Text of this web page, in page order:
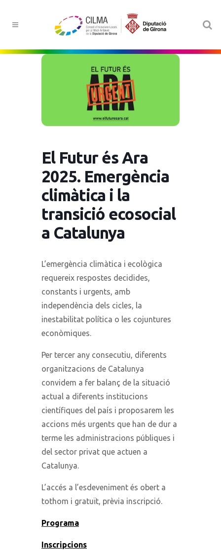
El Futur és Ara
2025. Emergència
climàtica i la
transició ecosocial
a Catalunya
L’emergència climàtica i ecològica
requereix respostes decidides,
constants i urgents, amb
independència dels cicles, la
inestabilitat política o les cojuntures
econòmiques.
Per tercer any consecutiu, diferents
organitzacions de Catalunya
convidem a fer balanç de la situació
actual a diferents institucions
científiques del país i proposarem les
accions més urgents que han de dur a
terme les administracions públiques i
del sector privat que actuen a
Catalunya.
L’accés a l’esdeveniment és obert a
tothom i gratuït, prèvia inscripció.
Programa
Inscripcions